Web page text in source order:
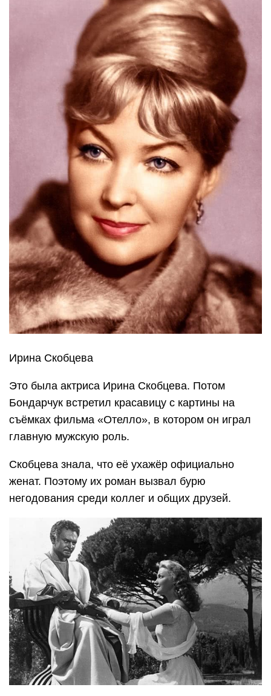
Ирина Скобцева
Это была актриса Ирина Скобцева. Потом
Бондарчук встретил красавицу с картины на
съёмках фильма «Отелло», в котором он играл
главную мужскую роль.
Скобцева знала, что её ухажёр официально
женат. Поэтому их роман вызвал бурю
негодования среди коллег и общих друзей.